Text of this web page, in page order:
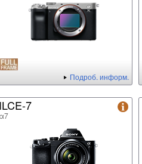
Подроб. информ.
ILCE-7
α7